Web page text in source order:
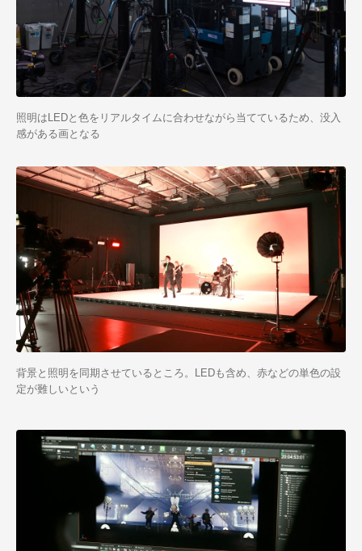
照明はLEDと色をリアルタイムに合わせながら当てているため、没入
感がある画となる
背景と照明を同期させているところ。LEDも含め、赤などの単色の設
定が難しいという